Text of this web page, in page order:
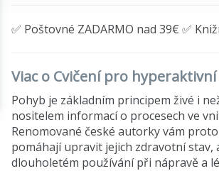
✅ Poštovné ZADARMO nad 39€ ✅
Viac o Cvičení pro
Pohyb je základním principem živé i
nositelem informací o procesech ve
Renomované české autorky vám
pomáhají upravit jejich zdravotní stav,
dlouholetém používání při nápravě a